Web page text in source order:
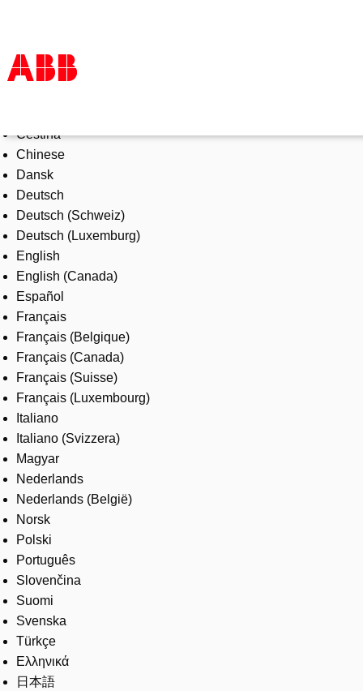
Products & Solutions
Industries
Services
About us
Where to buy
Contact us
Careers
Čeština
Chinese
Dansk
Deutsch
Deutsch (Schweiz)
Deutsch (Luxemburg)
English
English (Canada)
Español
Français
Français (Belgique)
Français (Canada)
Français (Suisse)
Français (Luxembourg)
Italiano
Italiano (Svizzera)
Magyar
Nederlands
Nederlands (België)
Norsk
Polski
Português
Slovenčina
Suomi
Svenska
Türkçe
Ελληνικά
日本語